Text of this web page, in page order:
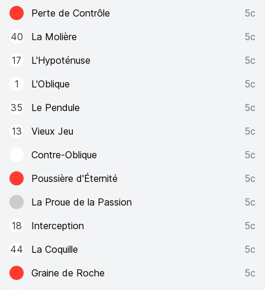
Perte de Contrôle
5c
40
La Molière
5c
17
L'Hypoténuse
5c
1
L'Oblique
5c
35
Le Pendule
5c
13
Vieux Jeu
5c
Contre-Oblique
5c
Poussière d'Éternité
5c
La Proue de la Passion
5c
18
Interception
5c
44
La Coquille
5c
Graine de Roche
5c